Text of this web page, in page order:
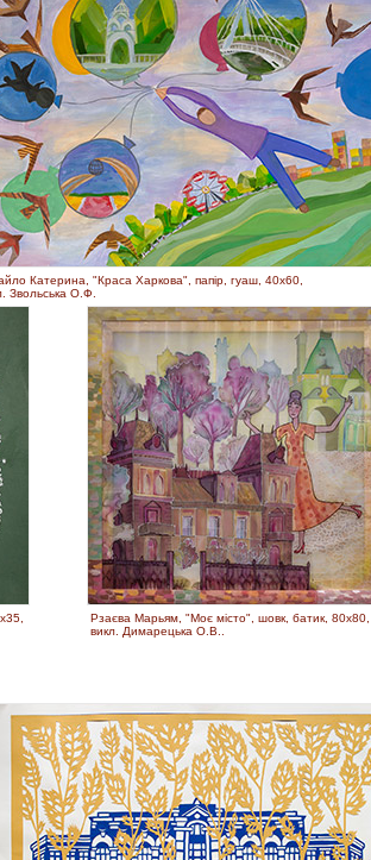
Катерина, "Краса Харкова", папір, гуаш, 40х60,
Звольська О.Ф.
Рзаєва Марьям, "Моє місто", шовк, батик, 80х80,
викл. Димарецька О.В..